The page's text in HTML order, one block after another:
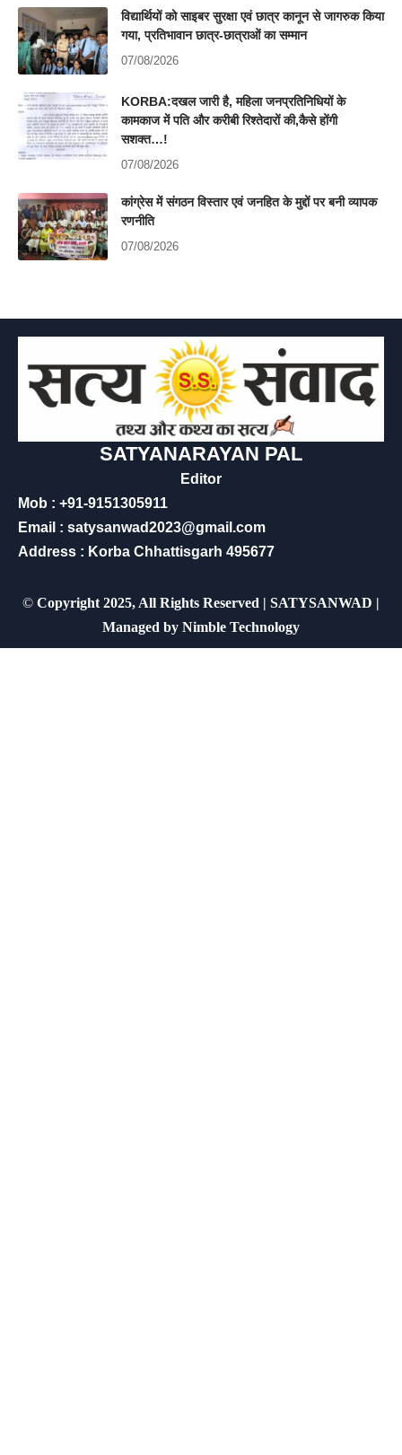
विद्यार्थियों को साइबर सुरक्षा एवं छात्र कानून से जागरुक किया
गया, प्रतिभावान छात्र-छात्राओं का सम्मान
07/08/2026
KORBA:दखल जारी है, महिला जनप्रतिनिधियों के
कामकाज में पति और करीबी रिश्तेदारों की,कैसे होंगी
सशक्त…!
07/08/2026
कांग्रेस में संगठन विस्तार एवं जनहित के मुद्दों पर बनी व्यापक
रणनीति
07/08/2026
SATYANARAYAN PAL
Editor
Mob : +91-9151305911
Email : satysanwad2023@gmail.com
Address : Korba Chhattisgarh 495677
© Copyright 2025, All Rights Reserved | SATYSANWAD |
Managed by Nimble Technology